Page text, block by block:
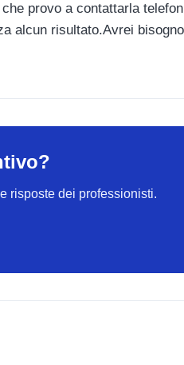
provo a contattarla
alcun risultato.Avrei
risposte dei professionisti.